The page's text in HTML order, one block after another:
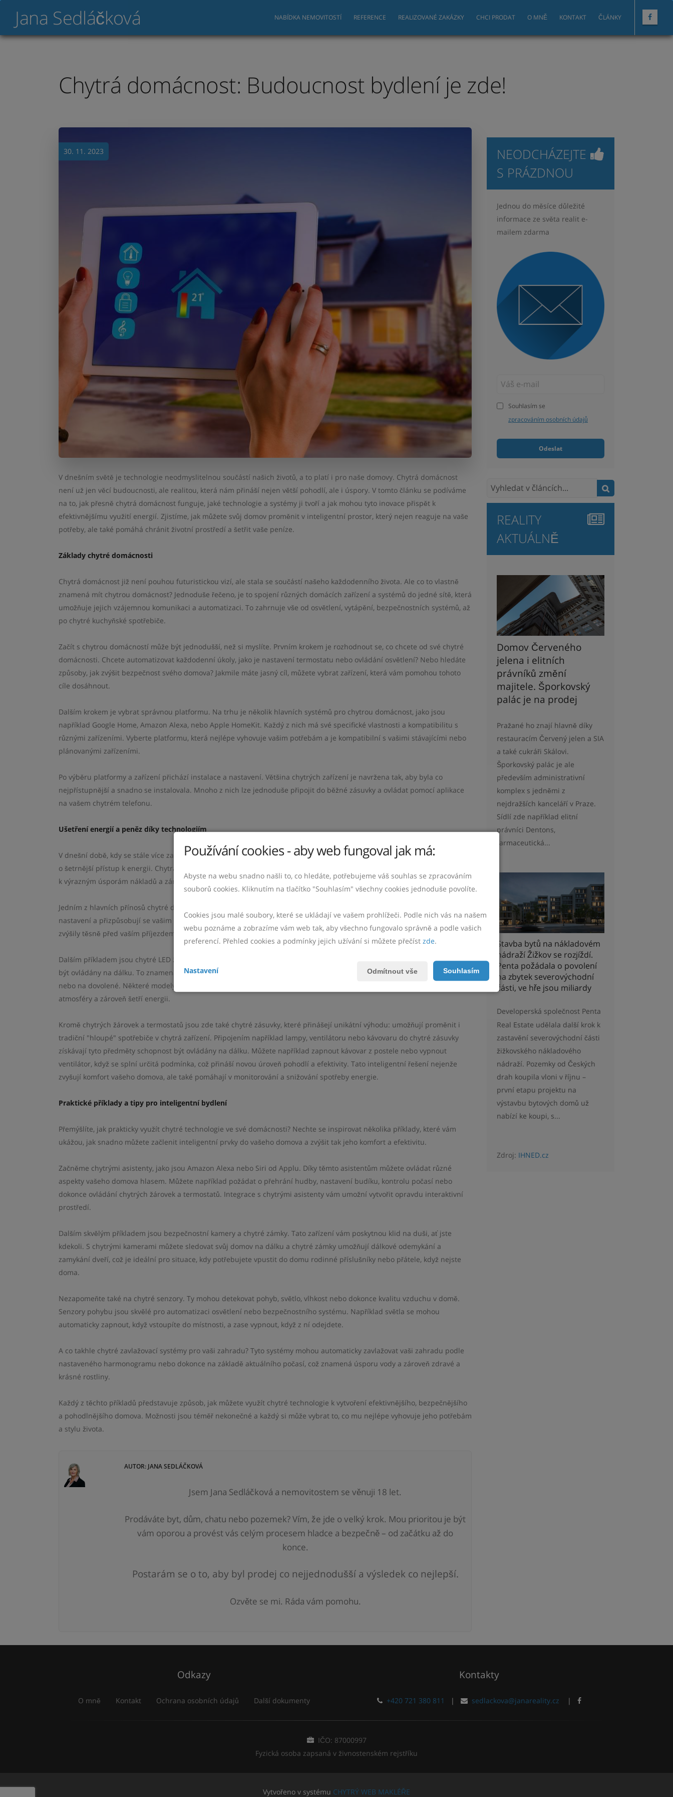
Jana Sedláčková NABÍDKA NEMOVITOSTÍ REFERENCE REALIZOVANÉ ZAKÁZKY CHCI PRODAT O MNĚ KONTAKT ČLÁNKY
Chytrá domácnost: Budoucnost bydlení je zde!
30. 11. 2023
V dnešním světě je technologie neodmyslitelnou součástí našich životů, a to platí i pro naše domovy. Chytrá domácnost
není už jen věcí budoucnosti, ale realitou, která nám přináší nejen větší pohodlí, ale i úspory. V tomto článku se podíváme
na to, jak přesně chytrá domácnost funguje, jaké technologie a systémy ji tvoří a jak mohou tyto inovace přispět k
efektivnějšímu využití energií. Zjistíme, jak můžete svůj domov proměnit v inteligentní prostor, který nejen reaguje na vaše
potřeby, ale také pomáhá chránit životní prostředí a šetřit vaše peníze.
Základy chytré domácnosti
Chytrá domácnost již není pouhou futuristickou vizí, ale stala se součástí našeho každodenního života. Ale co to vlastně
znamená mít chytrou domácnost? Jednoduše řečeno, je to spojení různých domácích zařízení a systémů do jedné sítě, která
umožňuje jejich vzájemnou komunikaci a automatizaci. To zahrnuje vše od osvětlení, vytápění, bezpečnostních systémů, až
po chytré kuchyňské spotřebiče.
Začít s chytrou domácností může být jednodušší, než si myslíte. Prvním krokem je rozhodnout se, co chcete od své chytré
domácnosti. Chcete automatizovat každodenní úkoly, jako je nastavení termostatu nebo ovládání osvětlení? Nebo hledáte
způsoby, jak zvýšit bezpečnost svého domova? Jakmile máte jasný cíl, můžete vybrat zařízení, která vám pomohou tohoto
cíle dosáhnout.
Dalším krokem je vybrat správnou platformu. Na trhu je několik hlavních systémů pro chytrou domácnost, jako jsou
například Google Home, Amazon Alexa, nebo Apple HomeKit. Každý z nich má své specifické vlastnosti a kompatibilitu s
různými zařízeními. Vyberte platformu, která nejlépe vyhovuje vašim potřebám a je kompatibilní s vašimi stávajícími nebo
plánovanými zařízeními.
Po výběru platformy a zařízení přichází instalace a nastavení. Většina chytrých zařízení je navržena tak, aby byla co
nejpřístupnější a snadno se instalovala. Mnoho z nich lze jednoduše připojit do běžné zásuvky a ovládat pomocí aplikace
na vašem chytrém telefonu.
Ušetření energií a peněz díky technologiím
V dnešní době, kdy se stále více zaměřujeme na udržitelnost a efektivitu, hrají chytré domácnosti klíčovou roli v našem úsilí
o šetrnější přístup k energii. Chytrá technologie vám umožní lépe kontrolovat spotřebu energie ve vašem domově, což vede
k výrazným úsporám nákladů a zároveň přispívá k ochraně životního prostředí.
Jedním z hlavních přínosů chytré domácnosti je automatizované řízení teploty. Chytré termostaty se učí vaše preferované
nastavení a přizpůsobují se vašim denním rutinám. Můžete je nastavit tak, aby snížily teplotu, když nejste doma, a zase ji
zvýšily těsně před vaším příjezdem, čímž se snižuje zbytečná spotřeba energie.
Dalším příkladem jsou chytré LED žárovky, které nejenže spotřebovávají méně energie než tradiční žárovky, ale také mohou
být ovládány na dálku. To znamená, že můžete vypnout světla v jakékoli místnosti vašeho domova, i když jste již v práci
nebo na dovolené. Některé modely dokonce umožňují nastavení intenzity a barvy světla, což přispívá k vytváření příjemné
atmosféry a zároveň šetří energii.
Kromě chytrých žárovek a termostatů jsou zde také chytré zásuvky, které přinášejí unikátní výhodu: umožňují proměnit i
tradiční "hloupé" spotřebiče v chytrá zařízení. Připojením například lampy, ventilátoru nebo kávovaru do chytré zásuvky
získávají tyto předměty schopnost být ovládány na dálku. Můžete například zapnout kávovar z postele nebo vypnout
ventilátor, když se splní určitá podmínka, což přináší novou úroveň pohodlí a efektivity. Tato inteligentní řešení nejenže
zvyšují komfort vašeho domova, ale také pomáhají v monitorování a snižování spotřeby energie.
Praktické příklady a tipy pro inteligentní bydlení
Přemýšlíte, jak prakticky využít chytré technologie ve své domácnosti? Nechte se inspirovat několika příklady, které vám
ukážou, jak snadno můžete začlenit inteligentní prvky do vašeho domova a zvýšit tak jeho komfort a efektivitu.
Začněme chytrými asistenty, jako jsou Amazon Alexa nebo Siri od Applu. Díky těmto asistentům můžete ovládat různé
aspekty vašeho domova hlasem. Můžete například požádat o přehrání hudby, nastavení budíku, kontrolu počasí nebo
dokonce ovládání chytrých žárovek a termostatů. Integrace s chytrými asistenty vám umožní vytvořit opravdu interaktivní
prostředí.
Dalším skvělým příkladem jsou bezpečnostní kamery a chytré zámky. Tato zařízení vám poskytnou klid na duši, ať jste
kdekoli. S chytrými kamerami můžete sledovat svůj domov na dálku a chytré zámky umožňují dálkové odemykání a
zamykání dveří, což je ideální pro situace, kdy potřebujete vpustit do domu rodinné příslušníky nebo přátele, když nejste
doma.
Nezapomeňte také na chytré senzory. Ty mohou detekovat pohyb, světlo, vlhkost nebo dokonce kvalitu vzduchu v domě.
Senzory pohybu jsou skvělé pro automatizaci osvětlení nebo bezpečnostního systému. Například světla se mohou
automaticky zapnout, když vstoupíte do místnosti, a zase vypnout, když z ní odejdete.
A co takhle chytré zavlažovací systémy pro vaši zahradu? Tyto systémy mohou automaticky zavlažovat vaši zahradu podle
nastaveného harmonogramu nebo dokonce na základě aktuálního počasí, což znamená úsporu vody a zároveň zdravé a
krásné rostliny.
Každý z těchto příkladů představuje způsob, jak můžete využít chytré technologie k vytvoření efektivnějšího, bezpečnějšího
a pohodlnějšího domova. Možnosti jsou téměř nekonečné a každý si může vybrat to, co mu nejlépe vyhovuje jeho potřebám
a stylu života.
AUTOR: JANA SEDLÁČKOVÁ
Jsem Jana Sedláčková a nemovitostem se věnuji 18 let.
Prodáváte byt, dům, chatu nebo pozemek? Vím, že jde o velký krok. Mou prioritou je být
vám oporou a provést vás celým procesem hladce a bezpečně – od začátku až do
konce.
Postarám se o to, aby byl prodej co nejjednodušší a výsledek co nejlepší.
Ozvěte se mi. Ráda vám pomohu.
NEODCHÁZEJTE
S PRÁZDNOU
Jednou do měsíce důležité
informace ze světa realit e-
mailem zdarma
Souhlasím se
zpracováním osobních údajů
Odeslat
REALITY
AKTUÁLNĚ
Domov Červeného
jelena i elitních
právníků změní
majitele. Šporkovský
palác je na prodej
Pražané ho znají hlavně díky
restauracím Červený jelen a SIA
a také cukráři Skálovi.
Šporkovský palác je ale
především administrativní
komplex s jedněmi z
nejdražších kanceláří v Praze.
Sídlí zde například elitní
právníci Dentons,
farmaceutická...
Stavba bytů na nákladovém
nádraží Žižkov se rozjíždí.
Penta požádala o povolení
na zbytek severovýchodní
části, ve hře jsou miliardy
Developerská společnost Penta
Real Estate udělala další krok k
zastavění severovýchodní části
žižkovského nákladového
nádraží. Pozemky od Českých
drah koupila vloni v říjnu –
první etapu projektu na
výstavbu bytových domů už
nabízí ke koupi, s...
Zdroj: IHNED.cz
Odkazy
O mně Kontakt Ochrana osobních údajů Další dokumenty
Kontakty
+420 721 380 811 | sedlackova@janareality.cz |
IČO: 87000997
Fyzická osoba zapsaná v živnostenském rejstříku
Vytvořeno v systému CHYTRÝ WEB MAKLÉŘE
Používání cookies - aby web fungoval jak má:
Abyste na webu snadno našli to, co hledáte, potřebujeme váš souhlas se zpracováním
souborů cookies. Kliknutím na tlačítko "Souhlasím" všechny cookies jednoduše povolíte.
Cookies jsou malé soubory, které se ukládají ve vašem prohlížeči. Podle nich vás na našem
webu poznáme a zobrazíme vám web tak, aby všechno fungovalo správně a podle vašich
preferencí. Přehled cookies a podmínky jejich užívání si můžete přečíst zde.
Nastavení Souhlasím
Odmítnout vše